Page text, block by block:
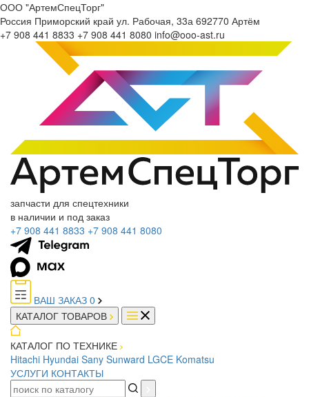
ООО "АртемСпецТорг"
Россия Приморский край ул. Рабочая, 33а 692770 Артём
+7 908 441 8833 +7 908 441 8080 info@ooo-ast.ru
запчасти для спецтехники
в наличии и под заказ
+7 908 441 8833 +7 908 441 8080
ВАШ ЗАКАЗ 0
КАТАЛОГ ТОВАРОВ
КАТАЛОГ ПО ТЕХНИКЕ
Hitachi Hyundai Sany Sunward LGCE Komatsu
УСЛУГИ КОНТАКТЫ